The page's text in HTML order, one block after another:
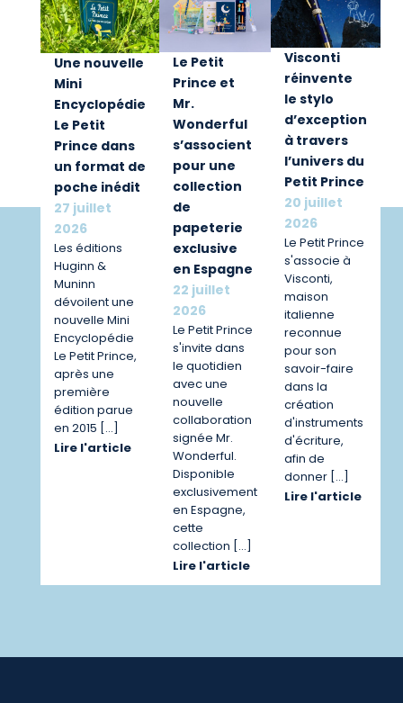
Une nouvelle
Mini
Encyclopédie
Le Petit
Prince dans
un format de
poche inédit
27 juillet
2026
Les éditions
Huginn &
Muninn
dévoilent une
nouvelle Mini
Encyclopédie
Le Petit Prince,
après une
première
édition parue
en 2015 […]
Lire l'article
Le Petit
Prince et
Mr.
Wonderful
s’associent
pour une
collection
de
papeterie
exclusive
en Espagne
22 juillet
2026
Le Petit Prince
s'invite dans
le quotidien
avec une
nouvelle
collaboration
signée Mr.
Wonderful.
Disponible
exclusivement
en Espagne,
cette
collection […]
Lire l'article
Visconti
réinvente
le stylo
d’exception
à travers
l’univers du
Petit Prince
20 juillet
2026
Le Petit Prince
s'associe à
Visconti,
maison
italienne
reconnue
pour son
savoir-faire
dans la
création
d'instruments
d'écriture,
afin de
donner […]
Lire l'article